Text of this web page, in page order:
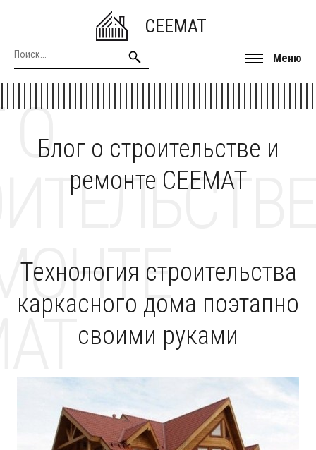
CEEMAT
Меню
Блог о строительстве и
ремонте CEEMAT
О
Технология строительства
каркасного дома поэтапно
своими руками